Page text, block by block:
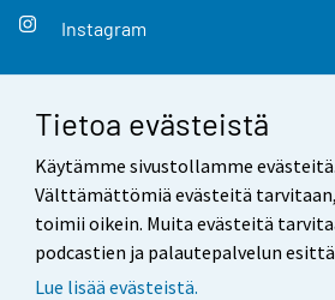
Tietoa evästeistä
Käytämme sivustollamme evästeitä.
Välttämättömiä evästeitä
toimii oikein. Muita evästeitä
podcastien ja palautepalvelun
Lue lisää evästeistä.
Instagram
Yhteystiedot
Palaute
Käyttöehdot